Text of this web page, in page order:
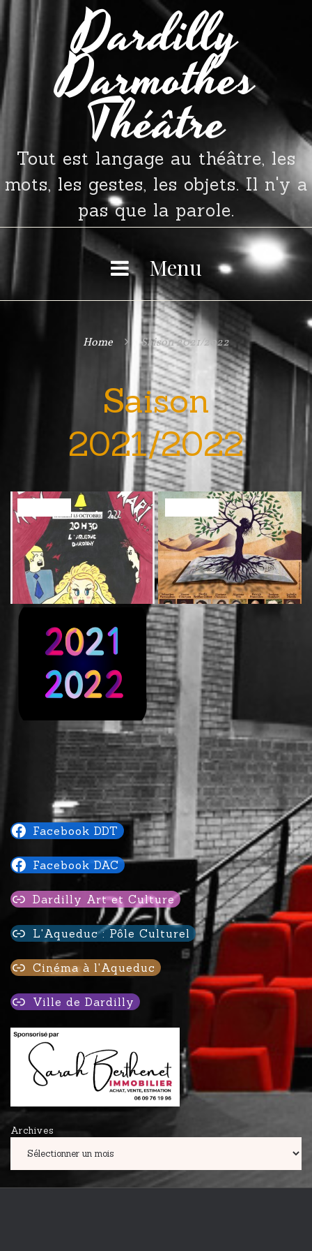
Skip
to
content Dardilly
Darmothes
Théâtre
Tout est langage au théâtre, les
mots, les gestes, les objets. Il n'y a
pas que la parole.
Menu
Home  Saison 2021/2022
Saison
2021/2022
Facebook DDT
Facebook DAC
Dardilly Art et Culture
L'Aqueduc : Pôle Culturel
Cinéma à l'Aqueduc
Ville de Dardilly
Archives